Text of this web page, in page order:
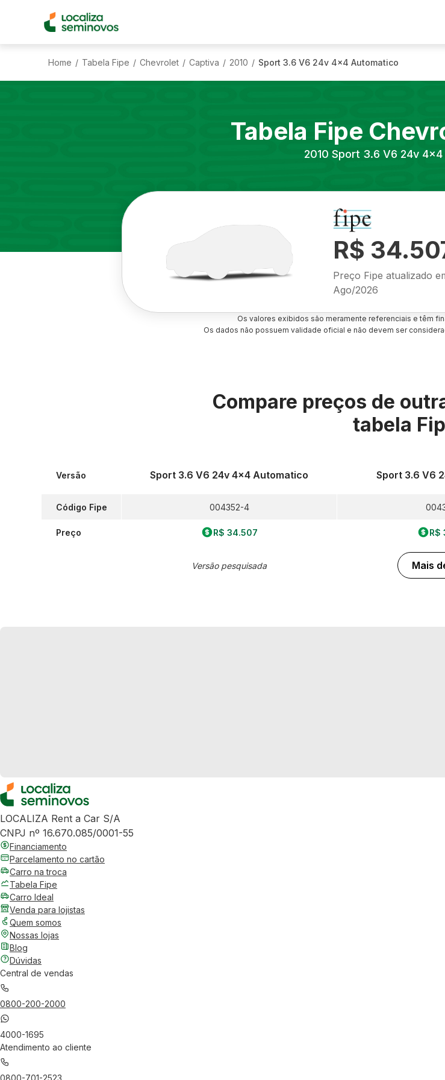
Home / Tabela Fipe / Chevrolet / Captiva / 2010 / Sport 3.6 V6 24v 4x4 Automatico
Tabela Fipe
2010 Sport 3.6 V6 24v
R$
Preço Fipe atualizado
Ago/2026
Os valores exibidos são meramente referenciais e têm
Os dados não possuem validade oficial e não devem ser
Compare preços de
tabela
Versão
Código Fipe
Preço
Sport 3.6 V6 24v 4x4 Automatico
004352-4
R$ 34.507
Versão pesquisada
Sport 3.6 V6
R$
Mais
LOCALIZA Rent a Car S/A
CNPJ nº 16.670.085/0001-55
Financiamento
Parcelamento no cartão
Carro na troca
Tabela Fipe
Carro Ideal
Venda para lojistas
Quem somos
Nossas lojas
Blog
Dúvidas
Central de vendas
0800-200-2000
4000-1695
Atendimento ao cliente
0800-701-2523